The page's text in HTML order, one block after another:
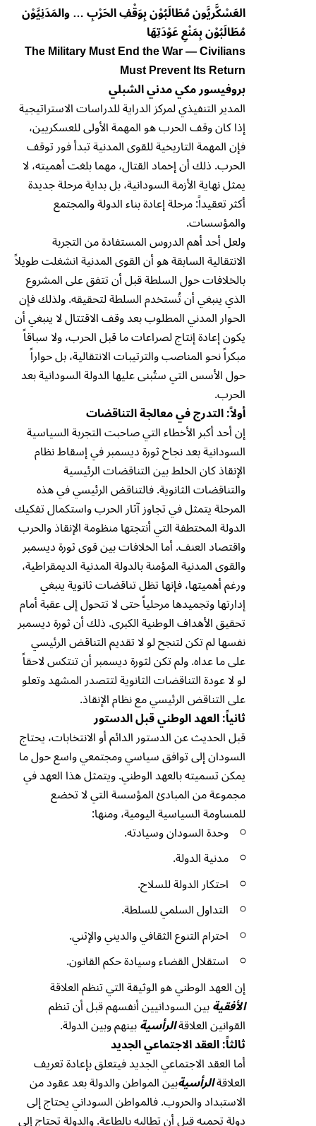
العَسْكَّريَّون مُطَالَبُوْن بِوَقْفِ الحَرْبِ … والمَدَنِيَّوْن
مُطَالَبُوْن بِمَنْعِ عَوْدَتِهَا
The Military Must End the War — Civilians
Must Prevent Its Return
بروفيسور مكي مدني الشبلي
المدير التنفيذي لمركز الدراية للدراسات الاستراتيجية
إذا كان وقف الحرب هو المهمة الأولى للعسكريين،
فإن المهمة التاريخية للقوى المدنية تبدأ فور توقف
الحرب. ذلك أن إخماد القتال، مهما بلغت أهميته، لا
يمثل نهاية الأزمة السودانية، بل بداية مرحلة جديدة
أكثر تعقيداً: مرحلة إعادة بناء الدولة والمجتمع
والمؤسسات.
ولعل أحد أهم الدروس المستفادة من التجربة
الانتقالية السابقة هو أن القوى المدنية انشغلت طويلاً
بالخلافات حول السلطة قبل أن تتفق على المشروع
الذي ينبغي أن تُستخدم السلطة لتحقيقه. ولذلك فإن
الحوار المدني المطلوب بعد وقف الاقتتال لا ينبغي أن
يكون إعادة إنتاج لصراعات ما قبل الحرب، ولا سباقاً
مبكراً نحو المناصب والترتيبات الانتقالية، بل حواراً
حول الأسس التي ستُبنى عليها الدولة السودانية بعد
الحرب.
أولاً: التدرج في معالجة التناقضات
إن أحد أكبر الأخطاء التي صاحبت التجربة السياسية
السودانية بعد نجاح ثورة ديسمبر في إسقاط نظام
الإنقاذ كان الخلط بين التناقضات الرئيسية
والتناقضات الثانوية. فالتناقض الرئيسي في هذه
المرحلة يتمثل في تجاوز آثار الحرب واستكمال تفكيك
الدولة المختطفة التي أنتجتها منظومة الإنقاذ والحرب
واقتصاد العنف. أما الخلافات بين قوى ثورة ديسمبر
والقوى المدنية المؤمنة بالدولة المدنية الديمقراطية،
ورغم أهميتها، فإنها تظل تناقضات ثانوية ينبغي
إدارتها وتجميدها مرحلياً حتى لا تتحول إلى عقبة أمام
تحقيق الأهداف الوطنية الكبرى. ذلك أن ثورة ديسمبر
نفسها لم تكن لتنجح لو لا تقديم التناقض الرئيسي
على ما عداه. ولم تكن لثورة ديسمبر أن تنتكس لاحقاً
لو لا عودة التناقضات الثانوية لتتصدر المشهد وتعلو
على التناقض الرئيسي مع نظام الإنقاذ.
ثانياً: العهد الوطني قبل الدستور
قبل الحديث عن الدستور الدائم أو الانتخابات، يحتاج
السودان إلى توافق سياسي ومجتمعي واسع حول ما
يمكن تسميته بالعهد الوطني. ويتمثل هذا العهد في
مجموعة من المبادئ المؤسسة التي لا تخضع
للمساومة السياسية اليومية، ومنها:
وحدة السودان وسيادته.
مدنية الدولة.
احتكار الدولة للسلاح.
التداول السلمي للسلطة.
احترام التنوع الثقافي والديني والإثني.
استقلال القضاء وسيادة حكم القانون.
إن العهد الوطني هو الوثيقة التي تنظم العلاقة
الأفقيةبين السودانيين أنفسهم قبل أن تنظم
القوانين العلاقةالرأسيةبينهم وبين الدولة.
ثالثاً: العقد الاجتماعي الجديد
أما العقد الاجتماعي الجديد فيتعلق بإعادة تعريف
العلاقةالرأسيةبين المواطن والدولة بعد عقود من
الاستبداد والحروب. فالمواطن السوداني يحتاج إلى
دولة تحميه قبل أن تطالبه بالطاعة. والدولة تحتاج إلى